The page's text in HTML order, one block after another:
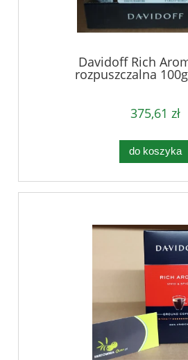
Davidoff Rich
rozpuszczalna
375,61 zł
do koszyka